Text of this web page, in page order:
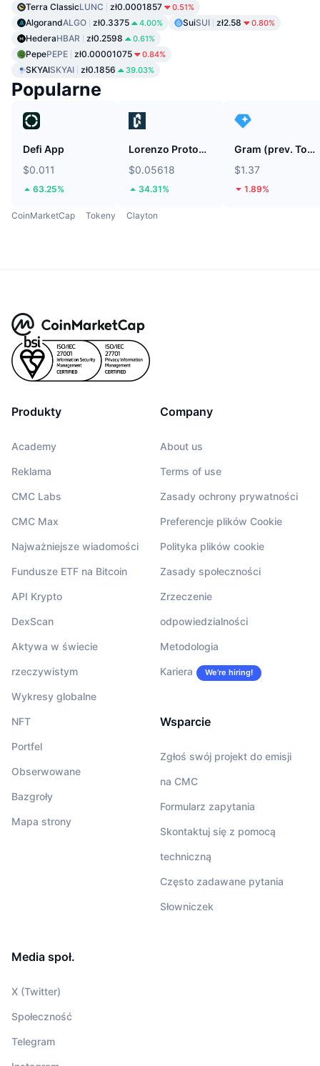
Terra ClassicLUNC zł0.0001857 0.51%
AlgorandALGO zł0.3375 4.00% SuiSUI zł2.58 0.80%
HederaHBAR zł0.2598 0.61%
PepePEPE zł0.00001075 0.84%
SKYAISKYAI zł0.1856 39.03%
Popularne
Defi App
$0.011
63.25%
Lorenzo Protocol
$0.05618
34.31%
Gram (prev. Toncoin)
$1.37
1.89%
CoinMarketCap Tokeny Clayton
Produkty
Academy
Reklama
CMC Labs
CMC Max
Najważniejsze wiadomości
Fundusze ETF na Bitcoin
API Krypto
DexScan
Aktywa w świecie
rzeczywistym
Wykresy globalne
NFT
Portfel
Obserwowane
Bazgroły
Mapa strony
Company
About us
Terms of use
Zasady ochrony prywatności
Preferencje plików Cookie
Polityka plików cookie
Zasady społeczności
Zrzeczenie
odpowiedzialności
Metodologia
Kariera We’re hiring!
Wsparcie
Zgłoś swój projekt do emisji
na CMC
Formularz zapytania
Skontaktuj się z pomocą
techniczną
Często zadawane pytania
Słowniczek
Media społ.
X (Twitter)
Społeczność
Telegram